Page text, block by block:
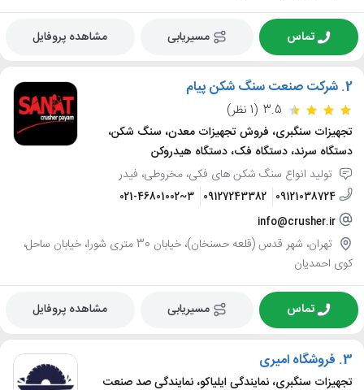
تماس مسیریابی مشاهده پروفایل
2. شرکت صنعت سنگ شکن پیام
3.5 (1 نظر)
تجهیزات سنگبری، فروش تجهیزات معدن، سنگ شکن،
دستگاه سرند، دستگاه فک، دستگاه هیدروکن
تولید انواع سنگ شکن های فکی، مخروطی، فیدر
09121038724
09127243382
021-46801002~3
info@crusher.ir
تهران، شهر قدس (قلعه حسنخان)، خیابان 30 متری شورا، خیابان ساحل،
کوی احمدیان
تماس مسیریابی مشاهده پروفایل
3. فروشگاه امیری
تجهیزات سنگبری، نمایندگی ایلیاکو، نمایندگی صد صنعت